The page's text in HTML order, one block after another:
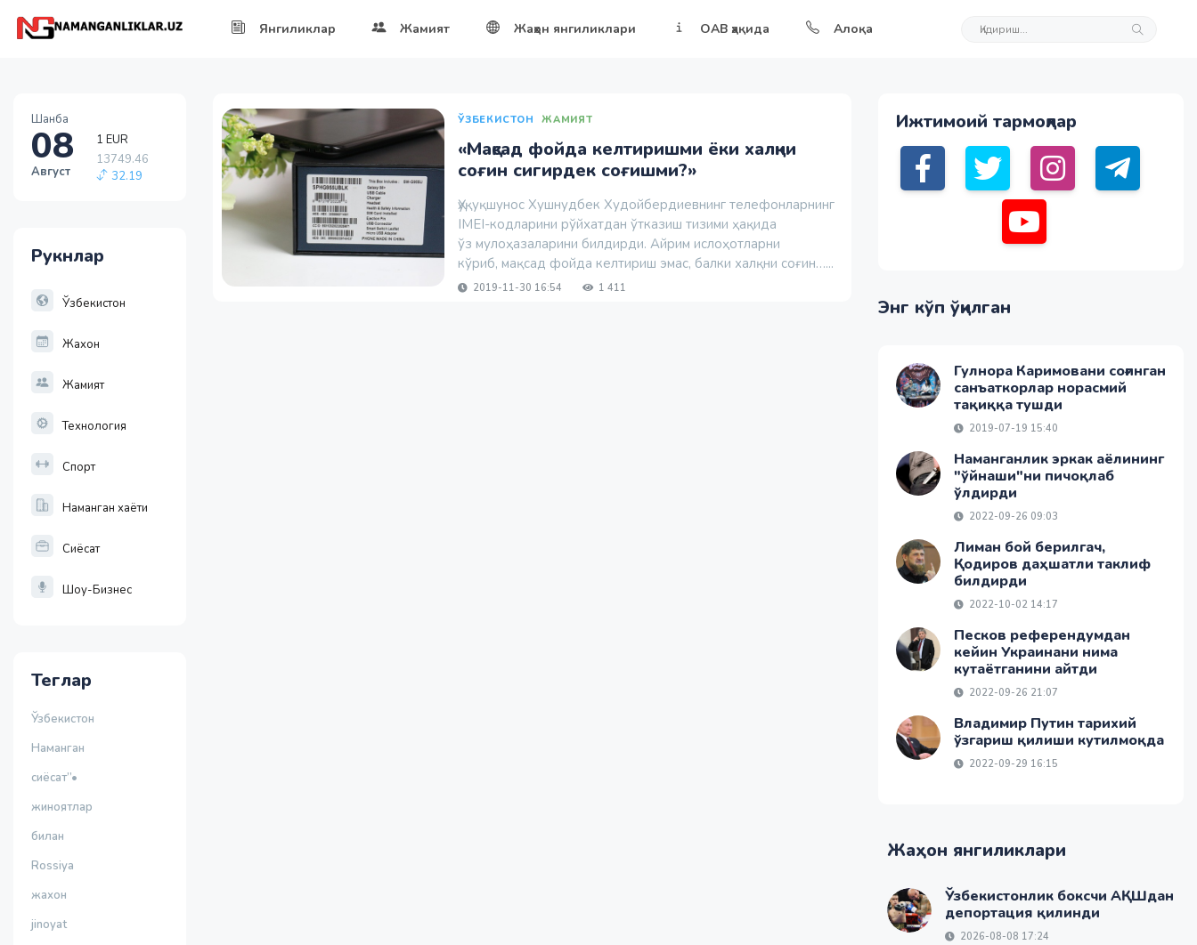
Янгиликлар Жамият Жаҳон янгиликлари ОАВ ҳақида Алоқа
Шанба
08
Август
13749.46
32.19
1 RUB
11915.64
13749.46
Рукнлар
Ўзбекистон
Жахон
Жамият
Технология
Спорт
Наманган хаёти
Сиёсат
Шоу-Бизнес
Теглар
Ўзбекистон
Наманган
сиёсат”•
жиноятлар
билан
Rossiya
жахон
jinoyat
ЎЗБЕКИСТОН ЖАМИЯТ
«Мақсад фойда келтиришми ёки халқни
соғин сигирдек соғишми?»
Ҳуқуқшунос Хушнудбек Худойбердиевнинг телефонларнинг
IMEI-кодларини рўйхатдан ўтказиш тизими ҳақида
ўз мулоҳазаларини билдирди. Айрим ислоҳотларни
кўриб, мақсад фойда келтириш эмас, балки халқни соғин…...
2019-11-30 16:54 1 411
Ижтимоий тармоқлар
Энг кўп ўқилган
Гулнора Каримовани соғинган
санъаткорлар норасмий
тақиққа тушди
2019-07-19 15:40
Наманганлик эркак аёлининг
"ўйнаши"ни пичоқлаб
ўлдирди
2022-09-26 09:03
Лиман бой берилгач,
Қодиров даҳшатли таклиф
билдирди
2022-10-02 14:17
Песков референдумдан
кейин Украинани нима
кутаётганини айтди
2022-09-26 21:07
Владимир Путин тарихий
ўзгариш қилиши кутилмоқда
2022-09-29 16:15
Жаҳон янгиликлари
Ўзбекистонлик боксчи АҚШдан
депортация қилинди
2026-08-08 17:24